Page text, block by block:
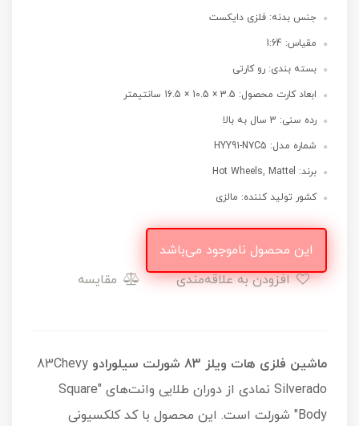
جنس بدنه: فلزی دایکست
مقیاس: 1:64
بسته بندی: رو کارتی
ابعاد کارت محصول: 3.5 × 10.5 × 16.5 سانتیمتر
رده سنی: 3 سال به بالا
شماره مدل: HYY91-N7C5
برند: Hot Wheels, Mattel
کشور تولید کننده: مالزی
این محصول ناموجود می‌باشد
افزودن به علاقه‌مندی
مقایسه
ماشین فلزی هات ویلز 83 شورلت سیلورادو
83Chevy
Silverado نمادی از دوران طلایی وانت‌های "Square
Body" شورلت است. این محصول با کد کلکسیونی